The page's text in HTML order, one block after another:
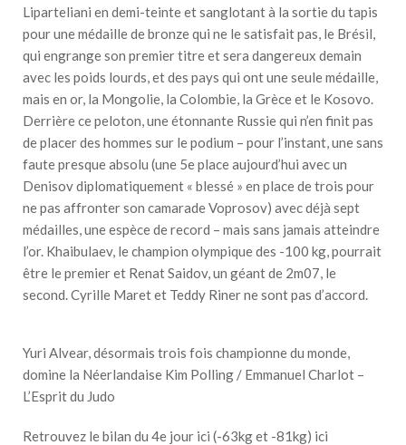
Liparteliani en demi-teinte et sanglotant à la sortie du tapis
pour une médaille de bronze qui ne le satisfait pas, le Brésil,
qui engrange son premier titre et sera dangereux demain
avec les poids lourds, et des pays qui ont une seule médaille,
mais en or, la Mongolie, la Colombie, la Grèce et le Kosovo.
Derrière ce peloton, une étonnante Russie qui n’en finit pas
de placer des hommes sur le podium – pour l’instant, une sans
faute presque absolu (une 5e place aujourd’hui avec un
Denisov diplomatiquement « blessé » en place de trois pour
ne pas affronter son camarade Voprosov) avec déjà sept
médailles, une espèce de record – mais sans jamais atteindre
l’or. Khaibulaev, le champion olympique des -100 kg, pourrait
être le premier et Renat Saidov, un géant de 2m07, le
second. Cyrille Maret et Teddy Riner ne sont pas d’accord.
Yuri Alvear, désormais trois fois championne du monde,
domine la Néerlandaise Kim Polling / Emmanuel Charlot –
L’Esprit du Judo
​Retrouvez le bilan du 4e jour ici (-63kg et -81kg) ici